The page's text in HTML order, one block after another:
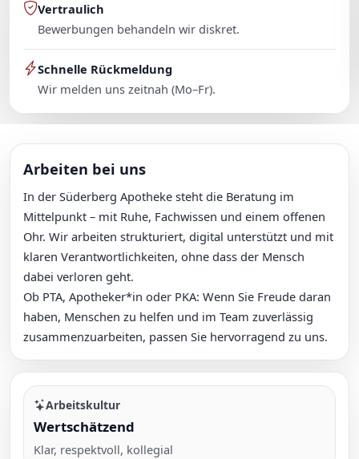
Vertraulich
Bewerbungen behandeln wir diskret.
Schnelle Rückmeldung
Wir melden uns zeitnah (Mo–Fr).
Arbeiten bei uns
In der Süderberg Apotheke steht die Beratung im
Mittelpunkt – mit Ruhe, Fachwissen und einem offenen
Ohr. Wir arbeiten strukturiert, digital unterstützt und mit
klaren Verantwortlichkeiten, ohne dass der Mensch
dabei verloren geht.
Ob PTA, Apotheker*in oder PKA: Wenn Sie Freude daran
haben, Menschen zu helfen und im Team zuverlässig
zusammenzuarbeiten, passen Sie hervorragend zu uns.
Arbeitskultur
Wertschätzend
Klar, respektvoll, kollegial